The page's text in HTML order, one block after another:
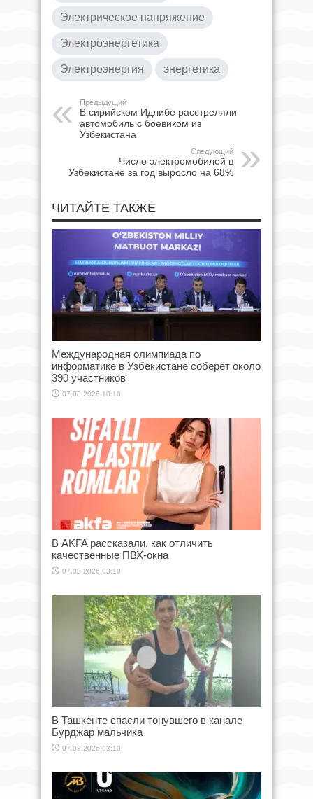
Электрическое напряжение
Электроэнергетика
Электроэнергия энергетика
Предыдущий
В сирийском Идлибе расстреляли
автомобиль с боевиком из
Узбекистана
Следующий
Число электромобилей в
Узбекистане за год выросло на 68%
ЧИТАЙТЕ ТАКЖЕ
Международная олимпиада по
информатике в Узбекистане соберёт около
390 участников
07.08.2026 10:10
В AKFA рассказали, как отличить
качественные ПВХ-окна
07.08.2026 03:10
В Ташкенте спасли тонувшего в канале
Бурджар мальчика
07.08.2026 03:10